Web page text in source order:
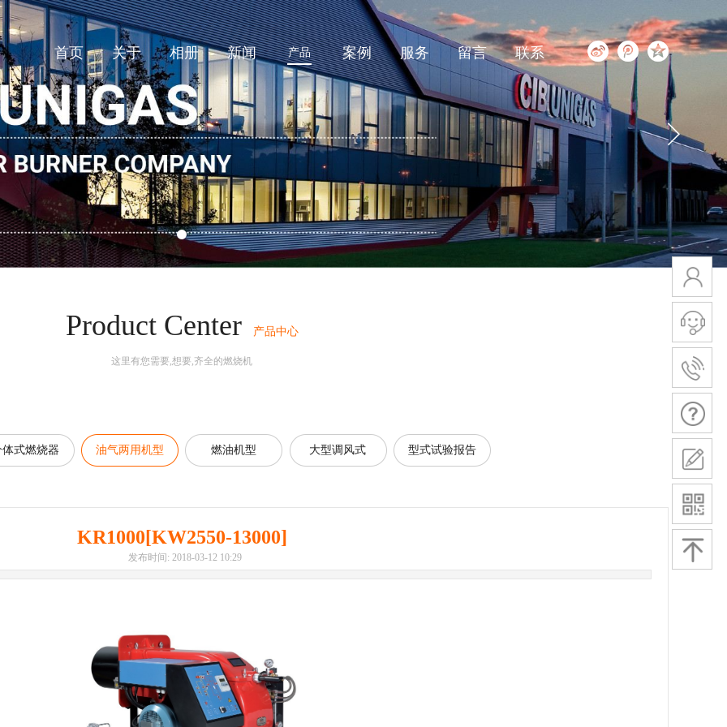
首页 关于 相册 新闻 产品 案例 服务 留言 联系
Product Center 产品中心
这里有您需要,想要,齐全的燃烧机
体式燃烧器 油气两用机型 燃油机型 大型调风式 型式试验报告
KR1000[KW2550-13000]
发布时间: 2018-03-12 10:29